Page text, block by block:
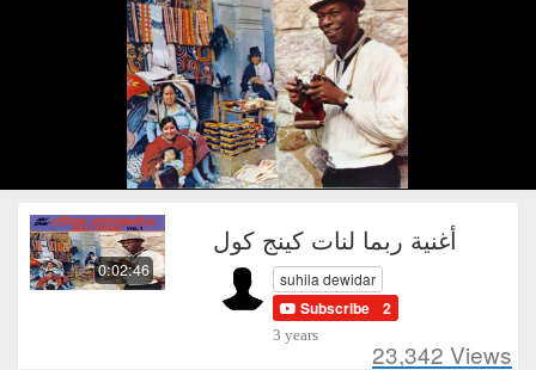
0:02:46
أغنية ربما لنات كينج كول
suhila dewidar
Subscribe 2
3 years
23,342 Views